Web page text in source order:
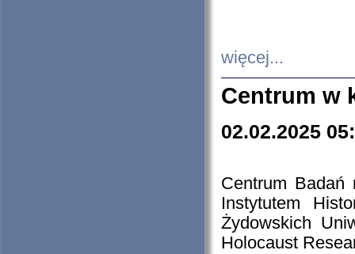
więcej...
Centrum w
02.02.2025
Centrum Badań
Instytutem
Żydowskich
Holocaust